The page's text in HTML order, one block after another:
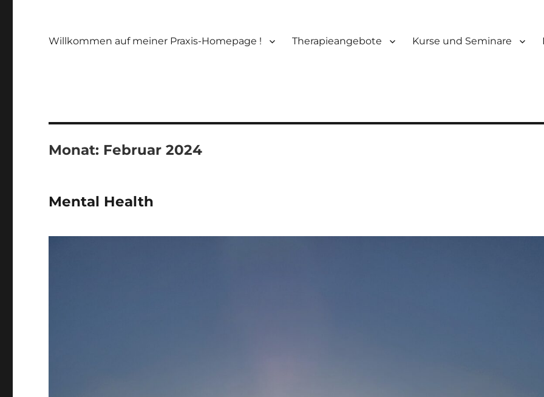
Willkommen auf meiner Praxis-Homepage ! Therapieangebote Kurse und Seminare
Monat: Februar 2024
Mental Health